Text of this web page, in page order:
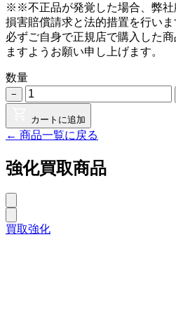
※※不正品が発覚した場合、弊社
損害賠償請求と法的措置を行いま
必ずご自身で正規店で購入した
ますようお願い申し上げます。
数量
−
カートに追加
← 商品一覧に戻る
強化買取商品
買取強化